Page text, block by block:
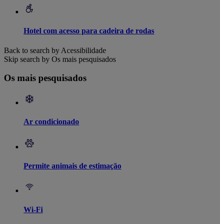
Hotel com acesso para cadeira de rodas
Back to search by Acessibilidade
Skip search by Os mais pesquisados
Os mais pesquisados
Ar condicionado
Permite animais de estimação
Wi-Fi